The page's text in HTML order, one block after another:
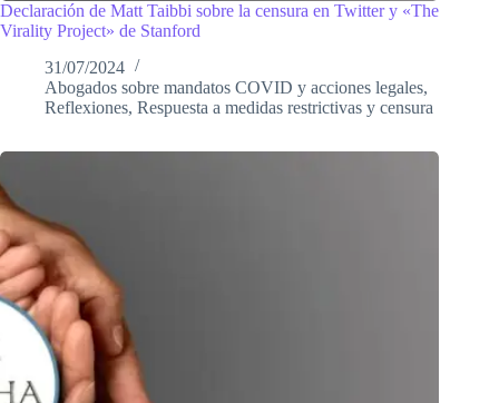
Declaración de Matt Taibbi sobre la censura en Twitter y «The
Virality Project» de Stanford
31/07/2024
Abogados sobre mandatos COVID y acciones legales,
Reflexiones, Respuesta a medidas restrictivas y censura